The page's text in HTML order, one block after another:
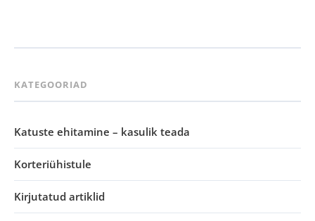
KATEGOORIAD
Katuste ehitamine – kasulik teada
Korteriühistule
Kirjutatud artiklid